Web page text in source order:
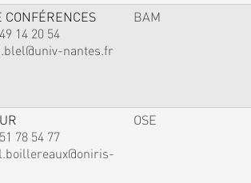
CONFÉRENCES
14 20 54
nantes.fr
BAM
78 54 77
OSE